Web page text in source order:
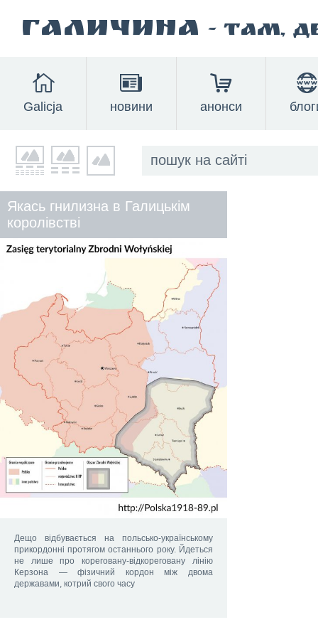
Галичина - там,
Galicja новини анонси
Якась гнилизна в Галицькім
королівстві
Дещо відбувається на польсько-українському
прикордонні протягом останнього року. Йдеться
не лише про кореговану-відкореговану лінію
Керзона — фізичний кордон між двома
державами, котрий свого часу